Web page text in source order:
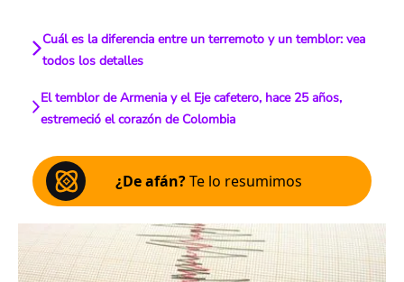
Cuál es la diferencia entre un terremoto y un temblor: vea
todos los detalles
El temblor de Armenia y el Eje cafetero, hace 25 años,
estremeció el corazón de Colombia
¿De afán?Te lo resumimos